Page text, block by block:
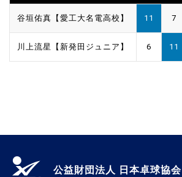
谷垣佑真【愛工大名電高校】 11 7
川上流星【新発田ジュニア】 6 11
公益財団法人 日本卓球協会